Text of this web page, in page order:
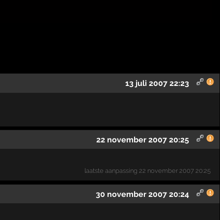
13 juli 2007 22:23
22 november 2007 20:25
laatste aanpassing 22 november 2007 20:25
30 november 2007 20:24